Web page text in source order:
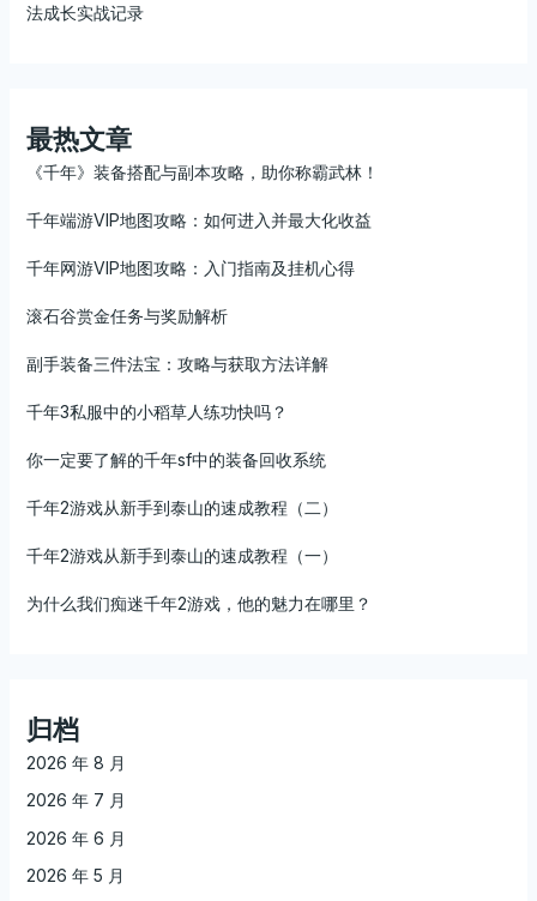
法成长实战记录
最热文章
《千年》装备搭配与副本攻略，助你称霸武林！
千年端游VIP地图攻略：如何进入并最大化收益
千年网游VIP地图攻略：入门指南及挂机心得
滚石谷赏金任务与奖励解析
副手装备三件法宝：攻略与获取方法详解
千年3私服中的小稻草人练功快吗？
你一定要了解的千年sf中的装备回收系统
千年2游戏从新手到泰山的速成教程（二）
千年2游戏从新手到泰山的速成教程（一）
为什么我们痴迷千年2游戏，他的魅力在哪里？
归档
2026 年 8 月
2026 年 7 月
2026 年 6 月
2026 年 5 月